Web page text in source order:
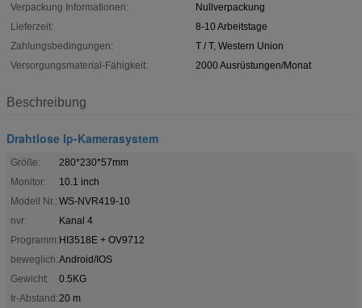
Verpackung Informationen:
Nullverpackung
Lieferzeit:
8-10 Arbeitstage
Zahlungsbedingungen:
T / T, Western Union
Versorgungsmaterial-Fähigkeit:
2000 Ausrüstungen/Monat
Beschreibung
Drahtlose Ip-Kamerasystem
Größe:
280*230*57mm
Monitor:
10.1 inch
Modell Nr.: WS-NVR419-10
nvr:
Kanal 4
Programm:HI3518E + OV9712
beweglich:Android/IOS
Gewicht:
0.5KG
Ir-Abstand:20 m